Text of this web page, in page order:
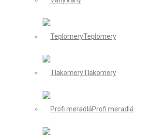
Teplomery
Tlakomery
Profi meradlá